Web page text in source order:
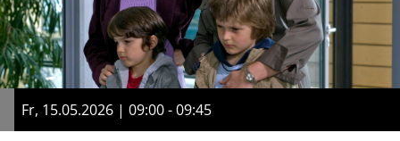
Fr, 15.05.2026 | 09:00 - 09:45